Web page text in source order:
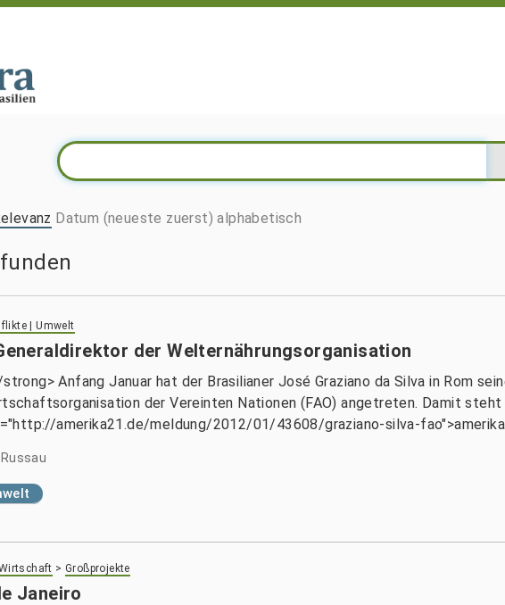
Datum (neueste zuerst) alphabetisch
| Umwelt
der Welternährungsorganisation
Anfang Januar hat der Brasilianer José Graziano da Silva in Rom
der Vereinten Nationen (FAO) angetreten. Damit
amerika21.de/meldung/2012/01/43608/graziano-silva-
>Großprojekte
Janeiro